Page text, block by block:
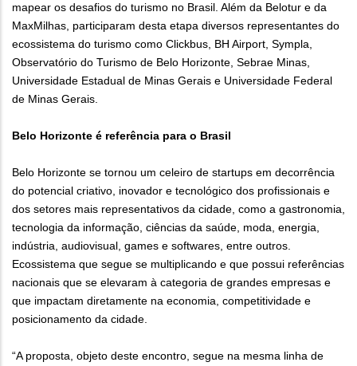
mapear os desafios do turismo no Brasil. Além da Belotur e da
MaxMilhas, participaram desta etapa diversos representantes do
ecossistema do turismo como Clickbus, BH Airport, Sympla,
Observatório do Turismo de Belo Horizonte, Sebrae Minas,
Universidade Estadual de Minas Gerais e Universidade Federal
de Minas Gerais.
Belo Horizonte é referência para o Brasil
Belo Horizonte se tornou um celeiro de startups em decorrência
do potencial criativo, inovador e tecnológico dos profissionais e
dos setores mais representativos da cidade, como a gastronomia,
tecnologia da informação, ciências da saúde, moda, energia,
indústria, audiovisual, games e softwares, entre outros.
Ecossistema que segue se multiplicando e que possui referências
nacionais que se elevaram à categoria de grandes empresas e
que impactam diretamente na economia, competitividade e
posicionamento da cidade.
“A proposta, objeto deste encontro, segue na mesma linha de